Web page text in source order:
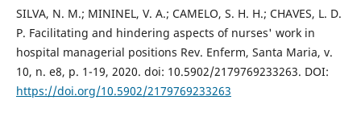
SILVA, N. M.; MININEL, V. A.; CAMELO, S. H. H.; CHAVES, L. D.
P. Facilitating and hindering aspects of nurses' work in
hospital managerial positions Rev. Enferm, Santa Maria, v.
10, n. e8, p. 1-19, 2020. doi: 10.5902/2179769233263. DOI:
https://doi.org/10.5902/2179769233263